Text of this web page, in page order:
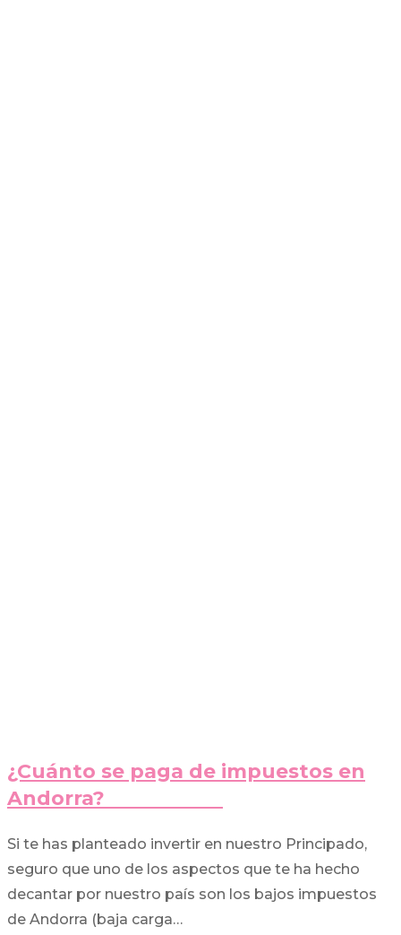
¿Cuánto se paga de impuestos en
Andorra?
Si te has planteado invertir en nuestro Principado,
seguro que uno de los aspectos que te ha hecho
decantar por nuestro país son los bajos impuestos
de Andorra (baja carga…